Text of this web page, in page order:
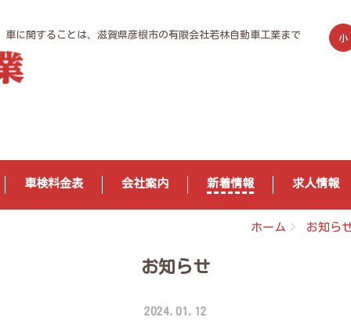
関することは、滋賀県彦根市の有限会社若林自動車工業まで 小
車検料金表 会社案内 新着情報 求人情報
ホーム お知ら
お知らせ
2024.01.12